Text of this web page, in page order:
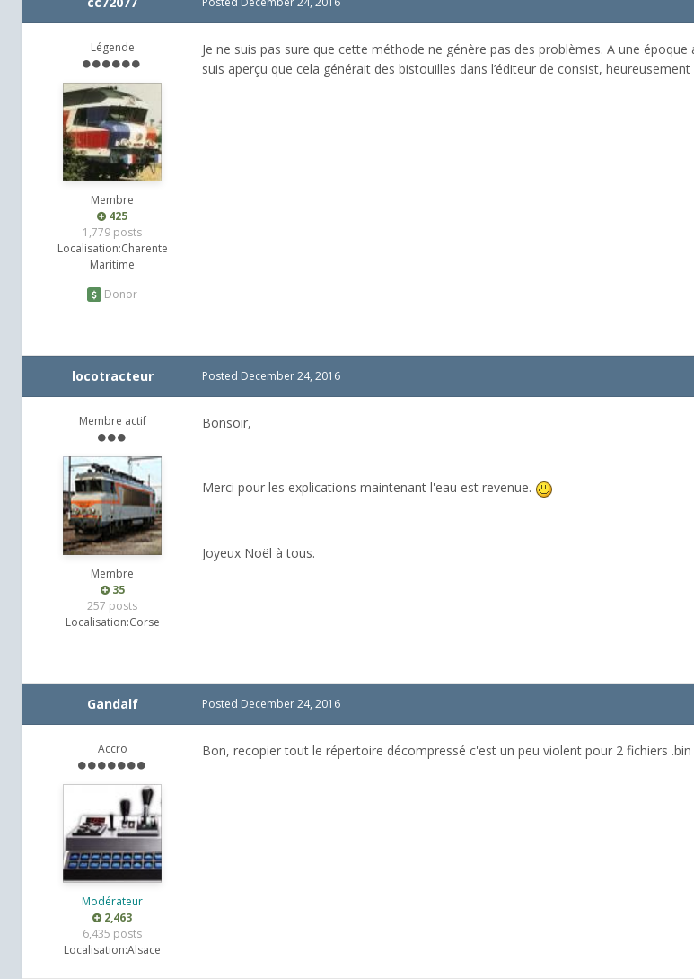
Légende
Membre
425
1,779 posts
Localisation:Charente
Maritime
Donor
Je ne suis pas sure que cette méthode ne génère pas des problèmes. A une
suis aperçu que cela générait des bistouilles dans l’éditeur de consist,
locotracteur
Membre actif
Membre
35
257 posts
Localisation:Corse
Posted December 24, 2016
Bonsoir,
Merci pour les explications maintenant l'eau est revenue.
Joyeux Noël à tous.
Gandalf
Accro
Modérateur
2,463
6,435 posts
Localisation:Alsace
Posted December 24, 2016
Bon, recopier tout le répertoire décompressé c'est un peu violent pour 2 fichiers .bin